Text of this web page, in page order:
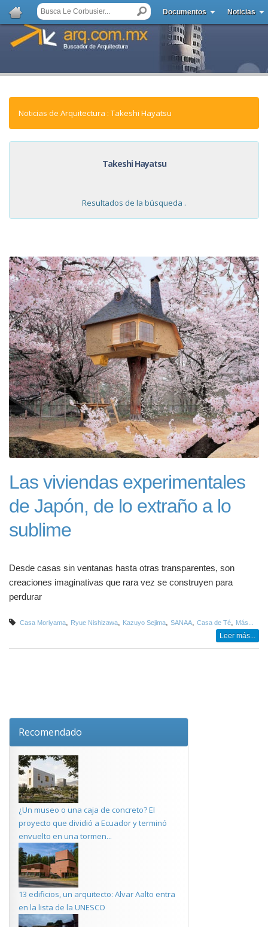
Documentos Noticias
Noticias de Arquitectura : Takeshi Hayatsu
Takeshi Hayatsu
Resultados de la búsqueda .
Las viviendas experimentales
de Japón, de lo extraño a lo
sublime
Desde casas sin ventanas hasta otras transparentes, son
creaciones imaginativas que rara vez se construyen para
perdurar
Casa Moriyama, Ryue Nishizawa, Kazuyo Sejima, SANAA, Casa de Té, Más...
Leer más...
Recomendado
¿Un museo o una caja de concreto? El
proyecto que dividió a Ecuador y terminó
envuelto en una tormen...
13 edificios, un arquitecto: Alvar Aalto entra
en la lista de la UNESCO